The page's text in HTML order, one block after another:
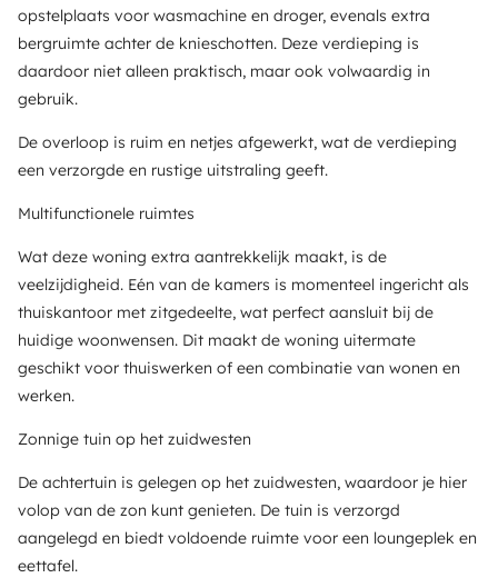
opstelplaats voor wasmachine en droger, evenals extra
bergruimte achter de knieschotten. Deze verdieping is
daardoor niet alleen praktisch, maar ook volwaardig in
gebruik.
De overloop is ruim en netjes afgewerkt, wat de verdieping
een verzorgde en rustige uitstraling geeft.
Multifunctionele ruimtes
Wat deze woning extra aantrekkelijk maakt, is de
veelzijdigheid. Eén van de kamers is momenteel ingericht als
thuiskantoor met zitgedeelte, wat perfect aansluit bij de
huidige woonwensen. Dit maakt de woning uitermate
geschikt voor thuiswerken of een combinatie van wonen en
werken.
Zonnige tuin op het zuidwesten
De achtertuin is gelegen op het zuidwesten, waardoor je hier
volop van de zon kunt genieten. De tuin is verzorgd
aangelegd en biedt voldoende ruimte voor een loungeplek en
eettafel.